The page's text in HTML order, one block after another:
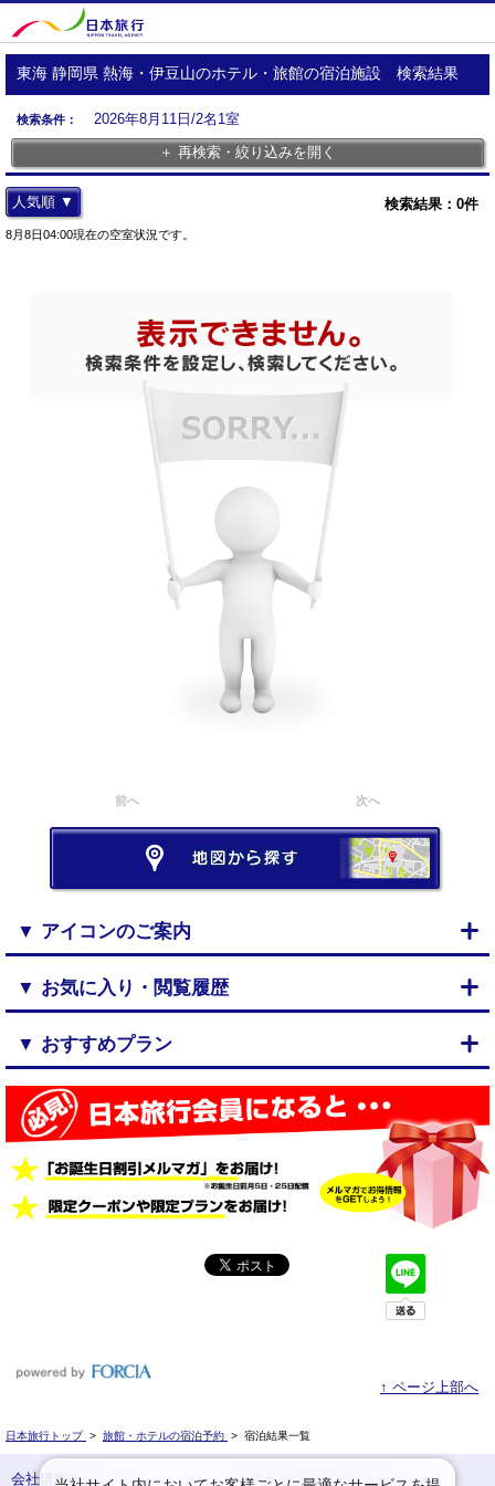
東海 静岡県 熱海・伊豆山のホテル・旅館の宿泊施設 検索結果
検索条件：
2026年8月11日/2名1室
＋ 再検索・絞り込みを開く
検索結果： 0件
人気順 ▼
8月8日04:00現在の空室状況です。
前へ 次へ
▼ アイコンのご案内
▼ お気に入り・閲覧履歴
▼ おすすめプラン
↑ ページ上部へ
日本旅行トップ > 旅館・ホテルの宿泊予約 > 宿泊結果一覧
会社情報 プライバシーポリシー